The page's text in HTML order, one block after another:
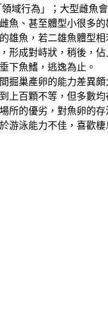
域行為」；大型雌魚
魚、甚至體型小很多
雄魚，若二雄魚體型
形成對峙狀，稍後，
下魚鰭，逃逸為止。
掘巢產卵的能力差異
上百顆不等，但多數均
所的優劣，對魚卵的
游泳能力不佳，喜歡棲